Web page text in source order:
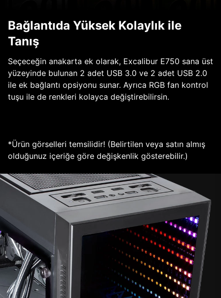
Bağlantıda Yüksek Kolaylık ile
Tanış
Seçeceğin anakarta ek olarak, Excalibur E750 sana üst
yüzeyinde bulunan 2 adet USB 3.0 ve 2 adet USB 2.0
ile ek bağlantı opsiyonu sunar. Ayrıca RGB fan kontrol
tuşu ile de renkleri kolayca değiştirebilirsin.
*Ürün görselleri temsilidir! (Belirtilen veya satın almış
olduğunuz içeriğe göre değişkenlik gösterebilir.)